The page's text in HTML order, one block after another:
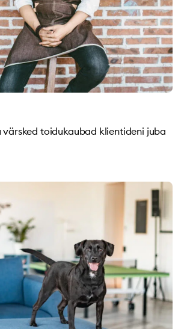
värsked toidukaubad klientideni juba